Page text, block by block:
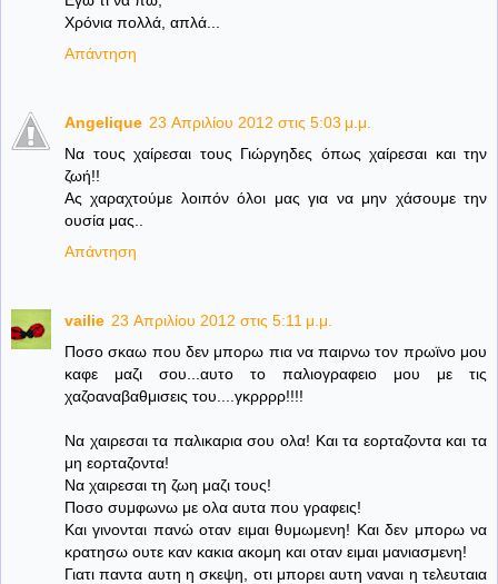
Χρόνια πολλά, απλά...
Απάντηση
Angelique 23 Απριλίου 2012 στις 5:03 μ.μ.
Να τους χαίρεσαι τους Γιώργηδες όπως χαίρεσαι και την
ζωή!!
Ας χαραχτούμε λοιπόν όλοι μας για να μην χάσουμε την
ουσία μας..
Απάντηση
vailie 23 Απριλίου 2012 στις 5:11 μ.μ.
Ποσο σκαω που δεν μπορω πια να παιρνω τον πρωϊνο μου
καφε μαζι σου...αυτο το παλιογραφειο μου με τις
χαζοαναβαθμισεις του....γκρρρρ!!!!
Να χαιρεσαι τα παλικαρια σου ολα! Και τα εορταζοντα και τα
μη εορταζοντα!
Να χαιρεσαι τη ζωη μαζι τους!
Ποσο συμφωνω με ολα αυτα που γραφεις!
Και γινονται πανώ οταν ειμαι θυμωμενη! Και δεν μπορω να
κρατησω ουτε καν κακια ακομη και οταν ειμαι μανιασμενη!
Γιατι παντα αυτη η σκεψη, οτι μπορει αυτη ναναι η τελευταια